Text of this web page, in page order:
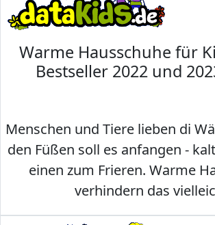
Warme Hausschuhe für
Bestseller 2022 und
Menschen und Tiere lieben di
den Füßen soll es anfangen -
einen zum Frieren. Warme
verhindern das